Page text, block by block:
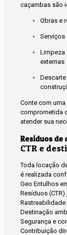
caçambas são
Obras e
Serviços
Limpeza
externas
Conte com uma
comprometida
atender sua
Resíduos de
CTR e
Toda locação
é realizada
Geo Entulhos
Resíduos
Destinação
Segurança e
Contribuição